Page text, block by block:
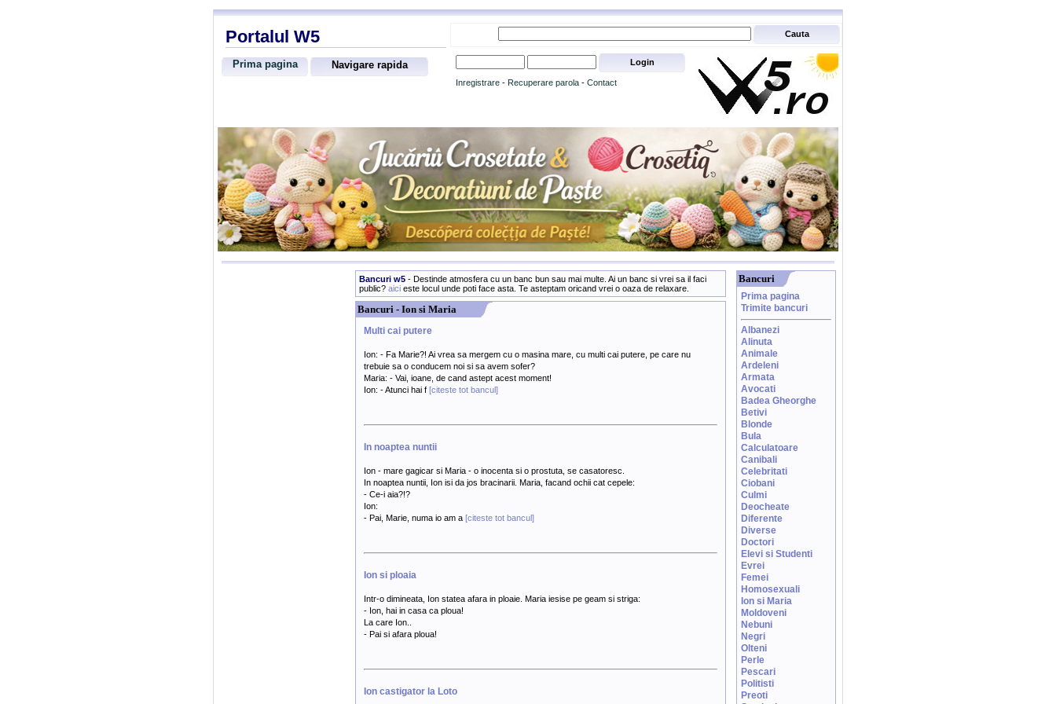
Portalul W5
Prima pagina Navigare rapida
Inregistrare - Recuperare parola - Contact
Bancuri w5 - Destinde atmosfera cu un banc bun sau mai multe. Ai un banc si vrei sa il faci
public? aici este locul unde poti face asta. Te asteptam oricand vrei o oaza de relaxare.
Bancuri - Ion si Maria
Multi cai putere
Ion: - Fa Marie?! Ai vrea sa mergem cu o masina mare, cu multi cai putere, pe care nu
trebuie sa o conducem noi si sa avem sofer?
Maria: - Vai, ioane, de cand astept acest moment!
Ion: - Atunci hai f [citeste tot bancul]
In noaptea nuntii
Ion - mare gagicar si Maria - o inocenta si o prostuta, se casatoresc.
In noaptea nuntii, Ion isi da jos bracinarii. Maria, facand ochii cat cepele:
- Ce-i aia?!?
Ion:
- Pai, Marie, numa io am a [citeste tot bancul]
Ion si ploaia
Intr-o dimineata, Ion statea afara in ploaie. Maria iesise pe geam si striga:
- Ion, hai in casa ca ploua!
La care Ion..
- Pai si afara ploua!
Ion castigator la Loto
Bancuri
Prima pagina
Trimite bancuri
Albanezi
Alinuta
Animale
Ardeleni
Armata
Avocati
Badea Gheorghe
Betivi
Blonde
Bula
Calculatoare
Canibali
Celebritati
Ciobani
Culmi
Deocheate
Diferente
Diverse
Doctori
Elevi si Studenti
Evrei
Femei
Homosexuali
Ion si Maria
Moldoveni
Nebuni
Negri
Olteni
Perle
Pescari
Politisti
Preoti